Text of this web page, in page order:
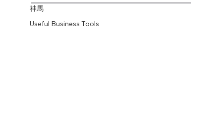
神馬
Useful Business Tools